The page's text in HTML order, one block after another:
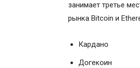
занимает третье
рынка Bitcoin и
Кардано
Догекоин